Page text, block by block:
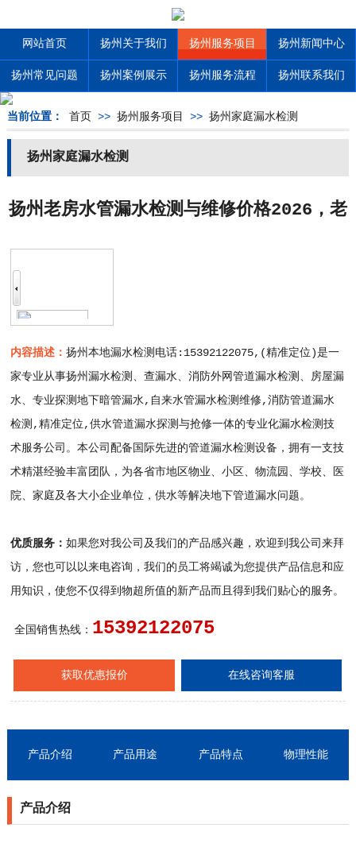
网站首页 扬州关于我们 扬州服务项目 扬州新闻中心
扬州常见问题 扬州案例展示 扬州服务流程 扬州联系我们
当前位置： 首页 >> 扬州服务项目 >> 扬州家庭漏水检测
扬州家庭漏水检测
扬州老房水管漏水检测与维修价格2026，老
内容描述：扬州本地漏水检测电话:15392122075,(精准定位)是一
家专业从事扬州漏水检测、查漏水、消防外网管道漏水检测、房屋漏
水、专业探测地下暗管漏水,自来水管漏水检测维修,消防管道漏水
检测,精准定位,供水管道漏水探测与抢修一体的专业化漏水检测技
术服务公司。本公司配备国际先进的管道漏水检测设备，拥有一支技
术精湛经验丰富团队，为各省市地区物业、小区、物流园、学校、医
院、家庭及各大小企业单位，供水等解决地下管道漏水问题。
优质服务：如果您对我公司及我们的产品感兴趣，欢迎到我公司来拜
访，您也可以以来电咨询，我们的员工将竭诚为您提供产品信息和应
用知识，使您不仅得到物超所值的新产品而且得到我们贴心的服务。
全国销售热线： 15392122075
获取优惠报价 在线咨询客服
产品介绍 产品用途 产品特点 物理性能
产品介绍